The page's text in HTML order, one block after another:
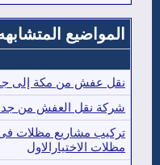
المواضيع
نقل عفش من مكة إلى جميع
شركة نقل العفش من جدة إلى
مظلات الاختيارالاول